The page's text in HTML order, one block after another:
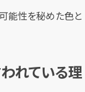
能性を秘めた色と
れている理